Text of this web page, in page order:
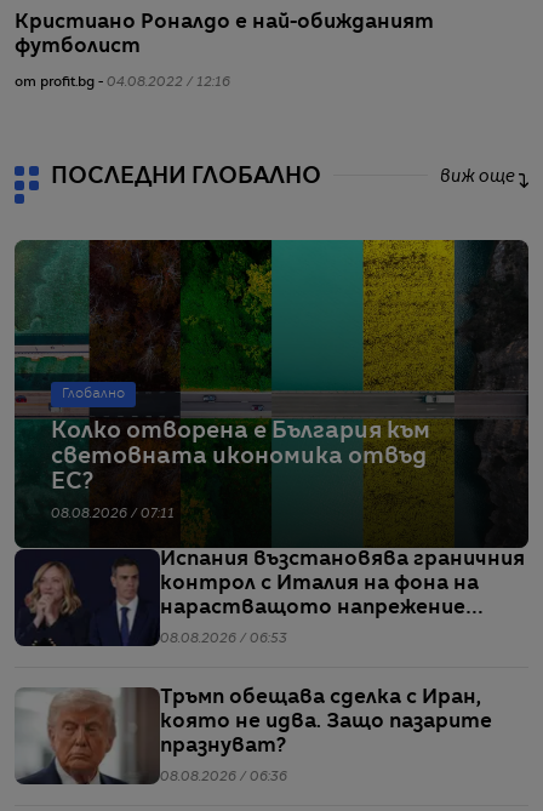
Кристиано Роналдо е най-обижданият
футболист
от profit.bg - 04.08.2022 / 12:16
ПОСЛЕДНИ ГЛОБАЛНО виж още
Глобално
Колко отворена е България към
световната икономика отвъд
ЕС?
08.08.2026 / 07:11
Испания възстановява граничния
контрол с Италия на фона на
нарастващото напрежение
заради мигрантите
08.08.2026 / 06:53
Тръмп обещава сделка с Иран,
която не идва. Защо пазарите
празнуват?
08.08.2026 / 06:36